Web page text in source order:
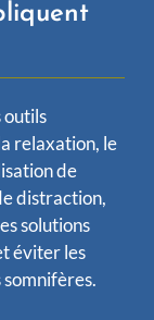
outils
relaxation, le
de
distraction,
solutions
éviter les